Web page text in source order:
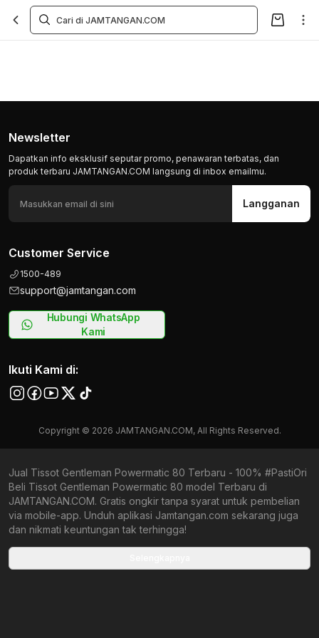
Newsletter
Dapatkan info eksklusif seputar promo, penawaran terbatas, dan
produk terbaru JAMTANGAN.COM langsung di inbox emailmu.
Langganan
Customer Service
1500-489
support@jamtangan.com
Hubungi WhatsApp
Kami
Ikuti Kami di:
Copyright © 2026 JAMTANGAN.COM, All Rights Reserved.
Jual Tissot Gentleman Powermatic 80 Terbaru - 100% #PastiOri
Beli Tissot Gentleman Powermatic 80 model Terbaru di
JAMTANGAN.COM. Gratis ongkir tanpa syarat untuk pembelian
via mobile-app. Unduh aplikasi Jamtangan.com sekarang juga
dan nikmati keuntungan tak terhingga!
Tissot PRC 200